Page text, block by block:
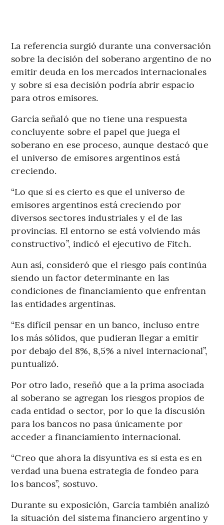
La referencia surgió durante una conversación
sobre la decisión del soberano argentino de no
emitir deuda en los mercados internacionales
y sobre si esa decisión podría abrir espacio
para otros emisores.
García señaló que no tiene una respuesta
concluyente sobre el papel que juega el
soberano en ese proceso, aunque destacó que
el universo de emisores argentinos está
creciendo.
“Lo que sí es cierto es que el universo de
emisores argentinos está creciendo por
diversos sectores industriales y el de las
provincias. El entorno se está volviendo más
constructivo”, indicó el ejecutivo de Fitch.
Aun así, consideró que el riesgo país continúa
siendo un factor determinante en las
condiciones de financiamiento que enfrentan
las entidades argentinas.
“Es difícil pensar en un banco, incluso entre
los más sólidos, que pudieran llegar a emitir
por debajo del 8%, 8,5% a nivel internacional”,
puntualizó.
Por otro lado, reseñó que a la prima asociada
al soberano se agregan los riesgos propios de
cada entidad o sector, por lo que la discusión
para los bancos no pasa únicamente por
acceder a financiamiento internacional.
“Creo que ahora la disyuntiva es si esta es en
verdad una buena estrategia de fondeo para
los bancos”, sostuvo.
Durante su exposición, García también analizó
la situación del sistema financiero argentino y